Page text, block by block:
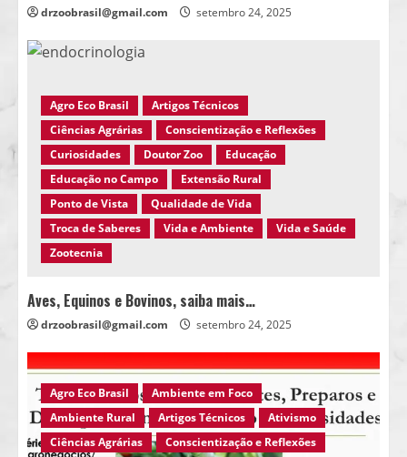
drzoobrasil@gmail.com setembro 24, 2025
Agro Eco Brasil
Artigos Técnicos
Ciências Agrárias
Conscientização e Reflexões
Curiosidades
Doutor Zoo
Educação
Educação no Campo
Extensão Rural
Ponto de Vista
Qualidade de Vida
Troca de Saberes
Vida e Ambiente
Vida e Saúde
Zootecnia
Aves, Equinos e Bovinos, saiba mais…
drzoobrasil@gmail.com setembro 24, 2025
Agro Eco Brasil
Ambiente em Foco
Ambiente Rural
Artigos Técnicos
Ativismo
Ciências Agrárias
Conscientização e Reflexões